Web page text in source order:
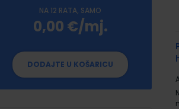
NA 12 RATA, SAMO
0,00 €/mj.
DODAJTE U KOŠARICU